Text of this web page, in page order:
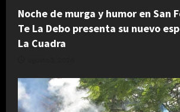
Noche de murga y humor en San
Te La Debo presenta su nuevo
La Cuadra